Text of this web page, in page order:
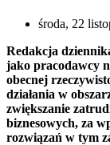
środa, 22
Redakcja
jako pracodawcy
obecnej
działania w
zwiększanie
biznesowych, za
rozwiązań w tym